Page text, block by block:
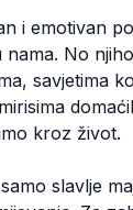
i emotivan
nama. No
savjetima
kroz život.
slavlje